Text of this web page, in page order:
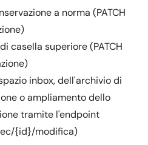
"via verdi 20",
"roma",
"IT",
your_domain.it/
a norma (PATCH
casella superiore (PATCH
inbox, dell'archivio di
o ampliamento dello
tramite l'endpoint
{id}/modifica)